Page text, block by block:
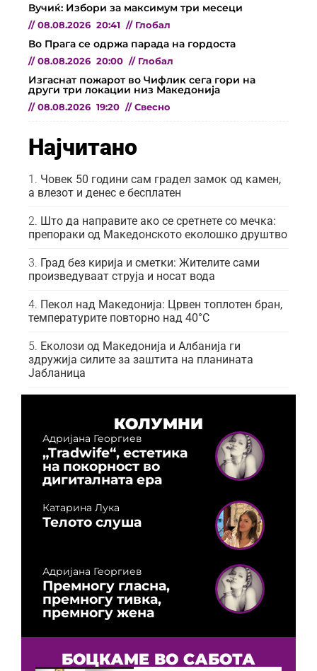
Вучиќ: Избори за максимум три месеци
// 08.08.2026 20:41 // Глобал
Во Прага се одржа парада на гордоста
// 08.08.2026 20:00 // Глобал
Изгаснат пожарот во Чифлик сега гори на
други три локации низ Македонија
// 08.08.2026 19:20 // Свесно
Најчитано
Човек 50 години сам градел замок од камен,
а влезот и денес е бесплатен
Што да направите ако се сретнете со мечка:
препораки од Македонското еколошко друштво
Град без кирија и сметки: Жителите сами
произведуваат струја и носат вода
Пекол над Македонија: Црвен топлотен бран,
температурите повторно над 40°C
Еколози од Македонија и Албанија ги
здружија силите за заштита на планината
Јабланица
КОЛУМНИ
Адријана Георгиев
„Tradwife“, естетика
на покорност во
дигиталната ера
Катарина Лука
Телото слуша
Адријана Георгиев
Премногу гласна,
премногу тивка,
премногу жена
БОЦКАМЕ ВО САБОТА